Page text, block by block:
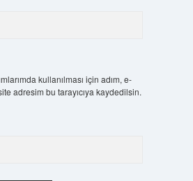
kullanılması için adım, e-
adresim bu tarayıcıya kaydedilsin.